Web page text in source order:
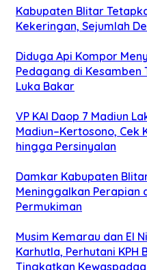
Kabupaten Blitar
Kekeringan, Sejumlah
Diduga Api Kompor
Pedagang di Kesamben
Luka Bakar
VP KAI Daop 7 Madiun
Madiun–Kertosono, Cek
hingga Persinyalan
Damkar Kabupaten
Meninggalkan Perapian
Permukiman
Musim Kemarau dan El
Karhutla, Perhutani KPH
Tingkatkan